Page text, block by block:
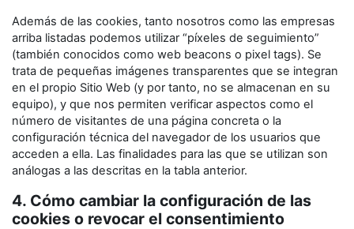
Además de las cookies, tanto nosotros como las empresas
arriba listadas podemos utilizar “píxeles de seguimiento”
(también conocidos como web beacons o pixel tags). Se
trata de pequeñas imágenes transparentes que se integran
en el propio Sitio Web (y por tanto, no se almacenan en su
equipo), y que nos permiten verificar aspectos como el
número de visitantes de una página concreta o la
configuración técnica del navegador de los usuarios que
acceden a ella. Las finalidades para las que se utilizan son
análogas a las descritas en la tabla anterior.
4. Cómo cambiar la configuración de las
cookies o revocar el consentimiento